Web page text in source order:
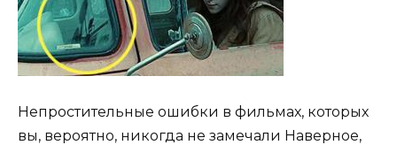
Непростительные ошибки в фильмах, которых
вы, вероятно, никогда не замечали Наверное,